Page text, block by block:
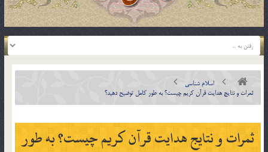
اسلام شناسی
ثمرات و نتايج هدايت قرآن كريم چيست؟ به طور كامل توضيح دهيد؟
ثمرات و نتايج هدايت قرآن كريم چيست؟ به طور